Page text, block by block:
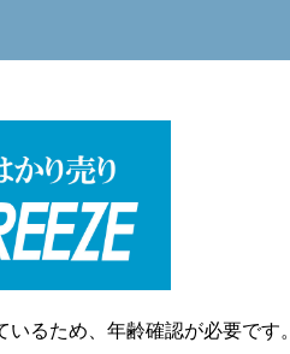
いるため、年齢確認が必要です
売り専門店
販売は致しません。